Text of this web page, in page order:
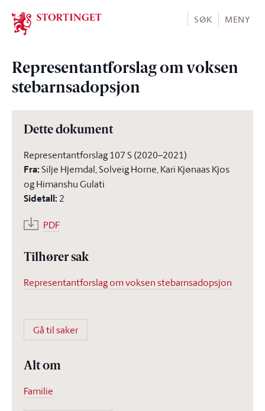
Stortinget.no
SØK MENY
Representantforslag om voksen
stebarnsadopsjon
Dette dokument
Representantforslag 107 S (2020–2021)
Fra:Silje Hjemdal, Solveig Horne, Kari Kjønaas Kjos
og Himanshu Gulati
Sidetall: 2
PDF
Tilhører sak
Representantforslag om voksen stebarnsadopsjon
Gå til saker
Alt om
Familie